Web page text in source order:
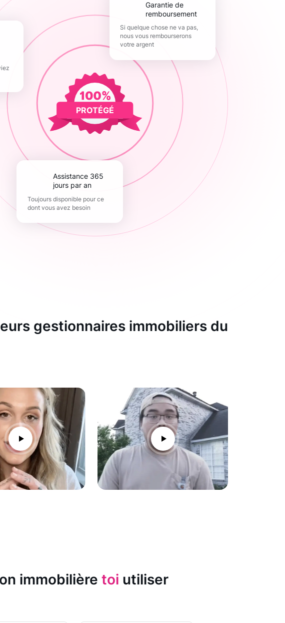
PROTÉGÉ
Garantie de
remboursement
Si quelque chose ne va pas,
nous vous rembourserons
votre argent
Assistance 365
jours par an
Toujours disponible pour ce
dont vous avez besoin
gestionnaires immobiliers du
immobilière toi utiliser